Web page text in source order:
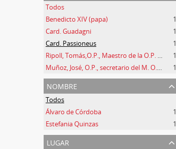
Todos
Benedicto XIV (papa)
1
Card. Guadagni
1
Card. Passioneus
1
Ripoll, Tomás,O.P., Maestro de la O.P. (1725 -1747)
1
Muñoz, José, O.P., secretario del M. O. P. Fr. Ripoll
1
nombre
Todos
Álvaro de Córdoba
1
Estefania Quinzas
1
lugar